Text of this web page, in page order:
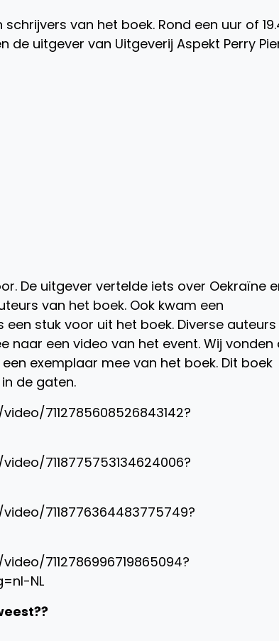
van het boek. Rond een uur of
uitgever van Uitgeverij Aspekt Perry
De uitgever vertelde iets over Oekraïne
van het boek. Ook kwam een
stuk voor uit het boek. Diverse auteurs
naar een video van het event. Wij vonden
exemplaar mee van het boek. Dit boek
de gaten.
7112785608526843142?
7118775753134624006?
7118776364483775749?
7112786996719865094?
NL